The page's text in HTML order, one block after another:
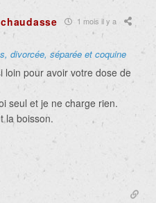
1 mois il y a
divorcée, séparée et coquine
loin pour avoir votre dose de
seul et je ne charge rien.
la boisson.